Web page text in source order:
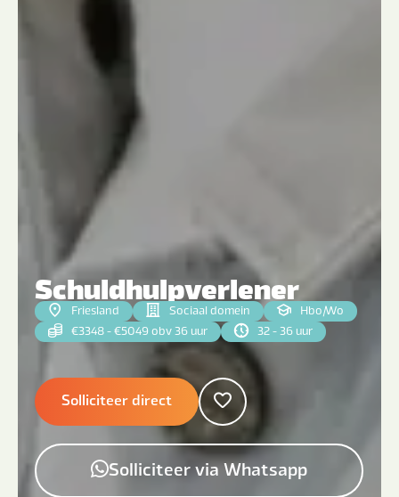
Schuldhulpverlener
Friesland Sociaal domein Hbo|Wo
€3348 - €5049 obv 36 uur
32 - 36 uur
Solliciteer direct
Solliciteer via Whatsapp